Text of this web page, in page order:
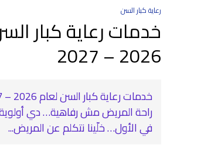
رعاية كبار السن
خدمات رعاية كبار
2026 – 2027
راحة المريض مش رفاهية… دي
في الأول… خلّينا نتكلم عن المريض...